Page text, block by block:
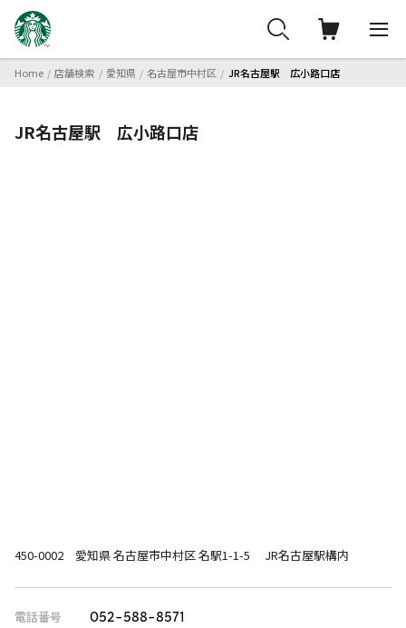
Home 店舗検索 愛知県 名古屋市中村区 JR名古屋駅 広小路口店
JR名古屋駅 広小路口店
450-0002 愛知県 名古屋市中村区 名駅1-1-5 JR名古屋駅構内
電話番号 052-588-8571